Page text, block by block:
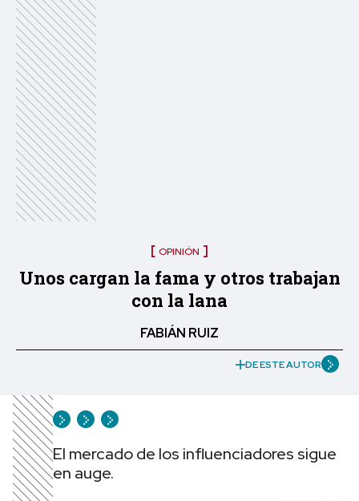
OPINIÓN
Unos cargan la fama y otros trabajan
con la lana
FABIÁN RUIZ
DE ESTE AUTOR
El mercado de los influenciadores sigue
en auge.